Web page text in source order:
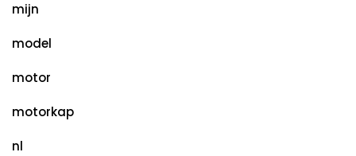
mijn
model
motor
motorkap
nl